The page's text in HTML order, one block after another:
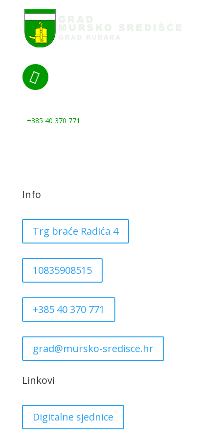

+385 40 370 771
Info
Trg braće Radića 4
10835908515
+385 40 370 771
grad@mursko-sredisce.hr
Linkovi
Digitalne sjednice